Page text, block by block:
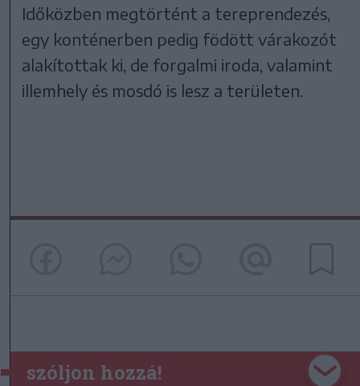
Időközben megtörtént a tereprendezés,
egy konténerben pedig födött várakozót
alakítottak ki, de forgalmi iroda, valamint
illemhely és mosdó is lesz a területen.
szóljon hozzá!